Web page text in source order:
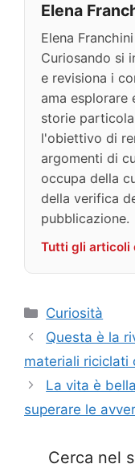
Elena
Elena
Curiosando si
e revisiona i
ama esplorare
storie
l'obiettivo di
argomenti di
occupa della
della verifica
pubblicazione.
Tutti gli articoli
Categorie
Curiosità
Questa è la
materiali riciclati
La vita è
superare le
Cerca nel